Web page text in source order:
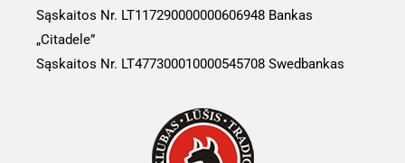
Sąskaitos Nr. LT117290000000606948 Bankas
„Citadele”
Sąskaitos Nr. LT477300010000545708 Swedbankas